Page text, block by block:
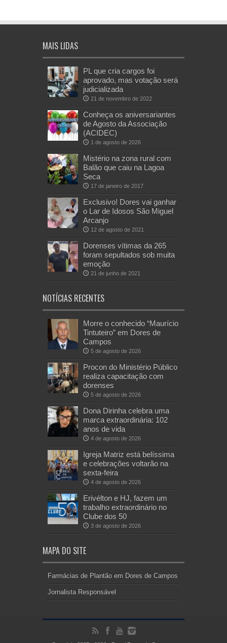
MAIS LIDAS
PL que cria cargos foi
aprovado, mas votação será
judicializada
21 de novembro de 2022
Conheça os aniversariantes
de Agosto da Associação
(ACIDEC)
1 de agosto de 2026
Mistério na zona rural com
Balão que caiu na Lagoa
Seca
17 de janeiro de 2017
Exclusivo! Dores vai ganhar
o Lar de Idosos São Miguel
Arcanjo
12 de agosto de 2021
Dorenses vítimas da 265
foram sepultados sob muita
emoção
21 de junho de 2021
NOTÍCIAS RECENTES
Morre o conhecido “Maurício
Tintuteiro” em Dores de
Campos
5 de agosto de 2026
Procon do Ministério Público
realiza capacitação com
dorenses
5 de agosto de 2026
Dona Dirinha celebra uma
marca extraordinária: 102
anos de vida
4 de agosto de 2026
Igreja Matriz está belíssima
e celebrações voltarão na
sexta-feira
4 de agosto de 2026
Erivélton e HJ, fazem um
trabalho extraordinário no
Clube dos 50
3 de agosto de 2026
MAPA DO SITE
Farmácias de Plantão em Dores de Campos
Jornalista Responsável